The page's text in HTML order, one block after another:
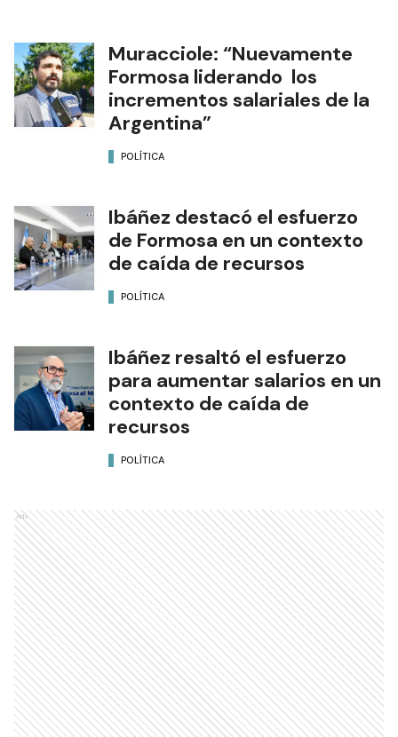
Muracciole: “Nuevamente
Formosa liderando los
incrementos salariales de la
Argentina”
POLÍTICA
Ibáñez destacó el esfuerzo
de Formosa en un contexto
de caída de recursos
POLÍTICA
Ibáñez resaltó el esfuerzo
para aumentar salarios en un
contexto de caída de
recursos
POLÍTICA
Ads